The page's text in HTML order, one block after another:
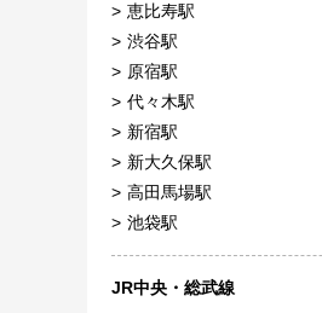
恵比寿駅
渋谷駅
原宿駅
代々木駅
新宿駅
新大久保駅
高田馬場駅
池袋駅
JR中央・総武線